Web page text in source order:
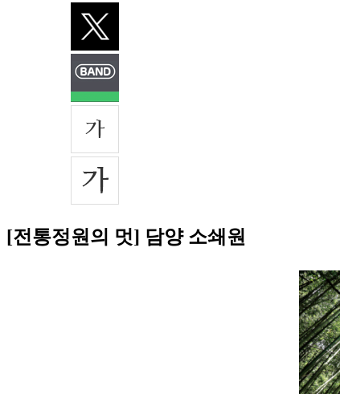
[전통정원의 멋] 담양 소쇄원